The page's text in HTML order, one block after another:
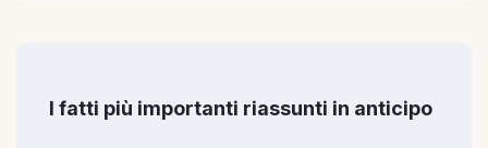
I fatti più importanti riassunti in anticipo